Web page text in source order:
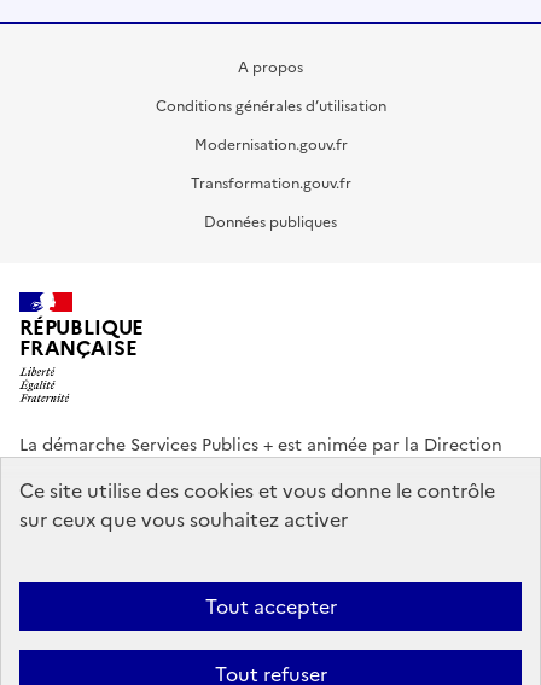
A propos
Conditions générales d’utilisation
Modernisation.gouv.fr
Transformation.gouv.fr
Données publiques
RÉPUBLIQUE
FRANÇAISE
La démarche Services Publics + est animée par la Direction
info.gouv.fr service-public.gouv.fr
legifrance.gouv.fr
data.gouv.fr
Footer
Plan du site Accessibilité partiellement conforme
Mentions légales
Ce site utilise des cookies et vous donne le contrôle
sur ceux que vous souhaitez activer
Tout accepter
Tout refuser